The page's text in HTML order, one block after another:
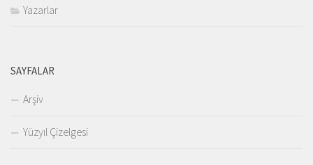
Yazarlar
SAYFALAR
Arşiv
Yüzyıl Çizelgesi